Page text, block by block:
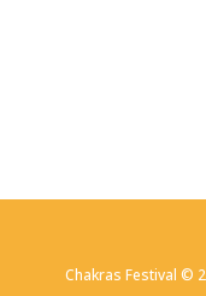
Chakras Festival ©